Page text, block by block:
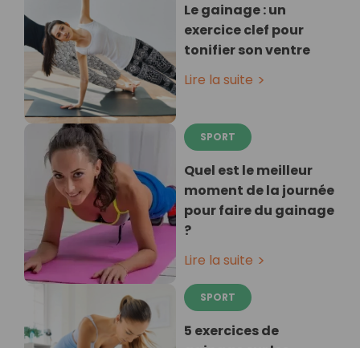
Le gainage : un
exercice clef pour
tonifier son ventre
Lire la suite
SPORT
Quel est le meilleur
moment de la journée
pour faire du gainage
?
Lire la suite
SPORT
5 exercices de